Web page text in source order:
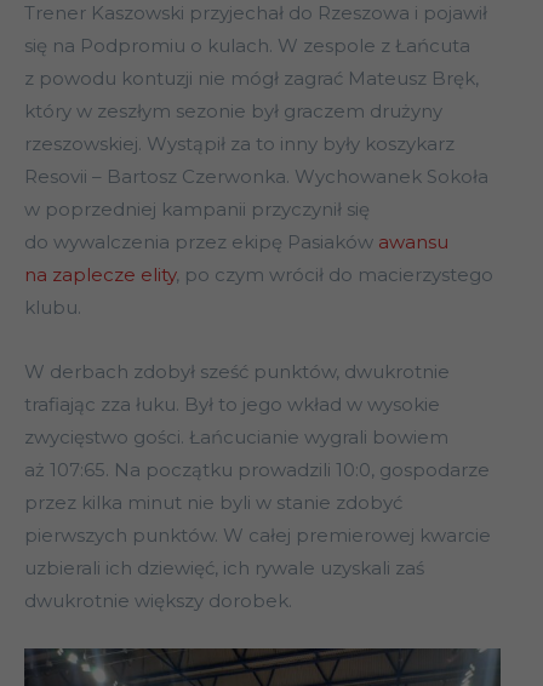
Trener Kaszowski przyjechał do Rzeszowa i pojawił
się na Podpromiu o kulach. W zespole z Łańcuta
z powodu kontuzji nie mógł zagrać Mateusz Bręk,
który w zeszłym sezonie był graczem drużyny
rzeszowskiej. Wystąpił za to inny były koszykarz
Resovii – Bartosz Czerwonka. Wychowanek Sokoła
w poprzedniej kampanii przyczynił się
do wywalczenia przez ekipę Pasiaków awansu
na zaplecze elity, po czym wrócił do macierzystego
klubu.
W derbach zdobył sześć punktów, dwukrotnie
trafiając zza łuku. Był to jego wkład w wysokie
zwycięstwo gości. Łańcucianie wygrali bowiem
aż 107:65. Na początku prowadzili 10:0, gospodarze
przez kilka minut nie byli w stanie zdobyć
pierwszych punktów. W całej premierowej kwarcie
uzbierali ich dziewięć, ich rywale uzyskali zaś
dwukrotnie większy dorobek.